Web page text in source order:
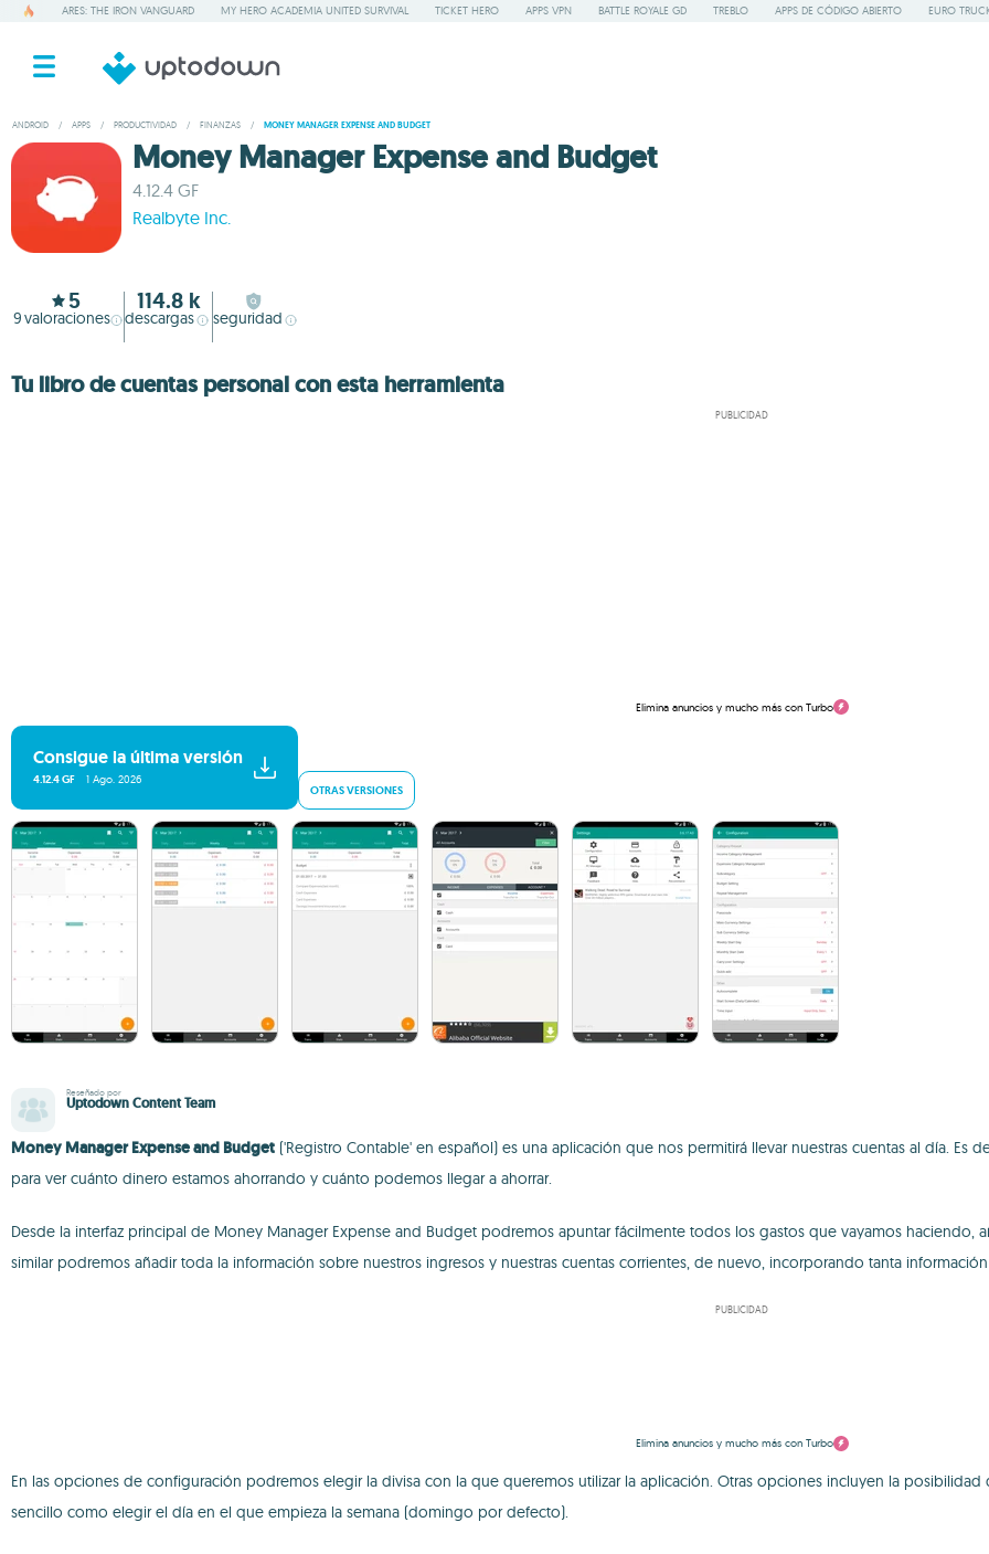
ARES: THE IRON VANGUARD MY HERO ACADEMIA UNITED SURVIVAL TICKET HERO APPS VPN BATTLE ROYALE GD TREBLO APPS DE CÓDIGO ABIERTO EURO
ANDROID / APPS / PRODUCTIVIDAD / FINANZAS / MONEY MANAGER EXPENSE AND BUDGET
Money Manager Expense and Budget
4.12.4 GF
Realbyte Inc.
5
9valoraciones
114.8 k
descargas seguridad
Tu libro de cuentas personal con esta herramienta
PUBLICIDAD
Elimina anuncios y mucho más con Turbo
Consigue la última versión
4.12.4 GF 1 Ago. 2026
OTRAS VERSIONES
Reseñado por
Uptodown Content Team
Money Manager Expense and Budget ('Registro Contable' en español) es una aplicación que nos permitirá llevar nuestras cuentas al día.
para ver cuánto dinero estamos ahorrando y cuánto podemos llegar a ahorrar.
Desde la interfaz principal de Money Manager Expense and Budget podremos apuntar fácilmente todos los gastos que vayamos
similar podremos añadir toda la información sobre nuestros ingresos y nuestras cuentas corrientes, de nuevo, incorporando tanta
PUBLICIDAD
Elimina anuncios y mucho más con Turbo
En las opciones de configuración podremos elegir la divisa con la que queremos utilizar la aplicación. Otras opciones incluyen la
sencillo como elegir el día en el que empieza la semana (domingo por defecto).